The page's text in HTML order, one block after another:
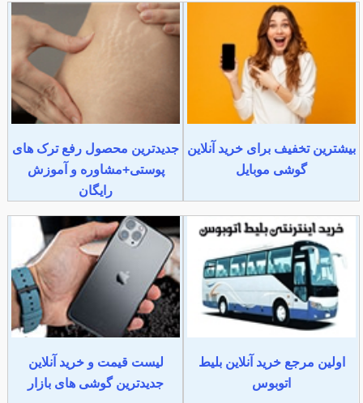
بیشترین تخفیف برای خرید آنلاین
گوشی موبایل
جدیدترین محصول رفع ترک های
پوستی+مشاوره و آموزش
رایگان
اولین مرجع خرید آنلاین بلیط
اتوبوس
لیست قیمت و خرید آنلاین
جدیدترین گوشی های بازار